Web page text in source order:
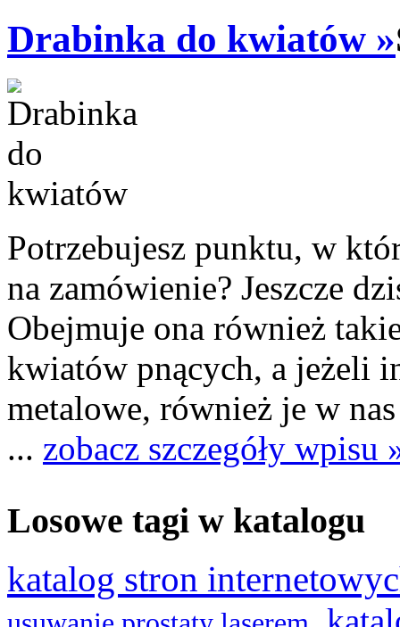
Drabinka do kwiatów »
Potrzebujesz punktu, w
na zamówienie? Jeszcze
Obejmuje ona również
kwiatów pnących, a jeżeli
metalowe, również je w
... zobacz szczegóły wpisu
Losowe tagi w katalogu
katalog stron